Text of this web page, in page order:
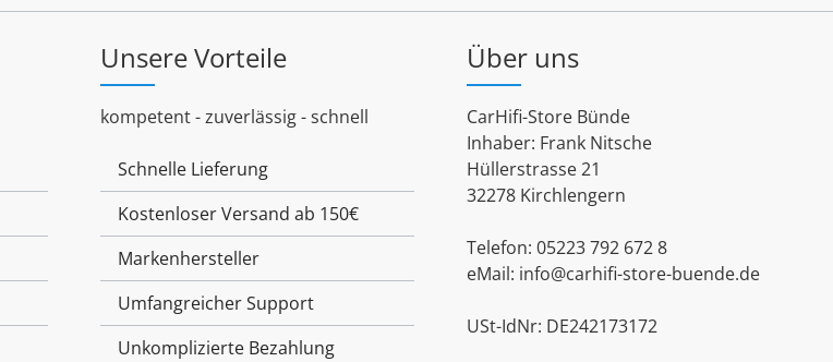
Unsere Vorteile
kompetent - zuverlässig - schnell
Schnelle Lieferung
Kostenloser Versand ab 150€
Markenhersteller
Umfangreicher Support
Unkomplizierte Bezahlung
Über uns
CarHifi-Store Bünde
Inhaber: Frank Nitsche
Hüllerstrasse 21
32278 Kirchlengern
Telefon: 05223 792 672 8
eMail: info@carhifi-store-buende.de
USt-IdNr: DE242173172